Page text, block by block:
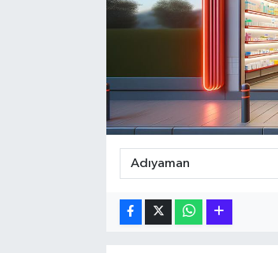
Hakkari Haber
KÜLTÜR SANAT